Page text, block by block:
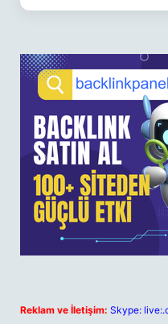
Reklam ve İletişim: Skype: